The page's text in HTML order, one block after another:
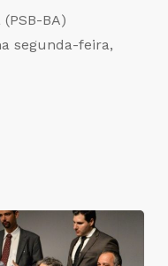
BA)
segunda-feira,